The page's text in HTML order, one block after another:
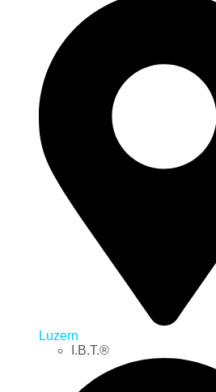
Luzern
I.B.T.®